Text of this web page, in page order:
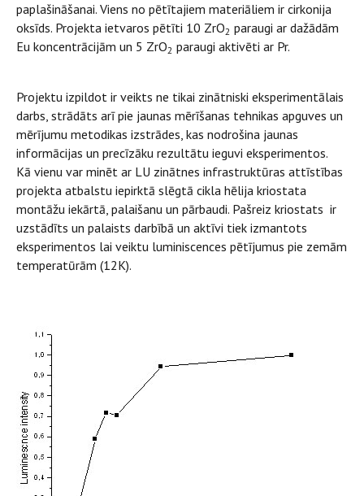
paplašināšanai. Viens no pētītajiem materiāliem ir cirkonija
oksīds. Projekta ietvaros pētīti 10 ZrO2 paraugi ar dažādām
Eu koncentrācijām un 5 ZrO2 paraugi aktivēti ar Pr.
Projektu izpildot ir veikts ne tikai zinātniski eksperimentālais
darbs, strādāts arī pie jaunas mērīšanas tehnikas apguves un
mērījumu metodikas izstrādes, kas nodrošina jaunas
informācijas un precīzāku rezultātu ieguvi eksperimentos.
Kā vienu var minēt ar LU zinātnes infrastruktūras attīstības
projekta atbalstu iepirktā slēgtā cikla hēlija kriostata
montāžu iekārtā, palaišanu un pārbaudi. Pašreiz kriostats ir
uzstādīts un palaists darbībā un aktīvi tiek izmantots
eksperimentos lai veiktu luminiscences pētījumus pie zemām
temperatūrām (12K).